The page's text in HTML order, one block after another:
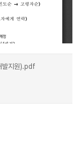
발지원).pdf